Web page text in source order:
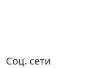
Соц. сети